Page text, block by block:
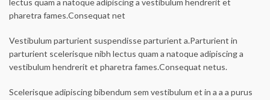
lectus quam a natoque adipiscing a vestibulum hendrerit et
pharetra fames.Consequat net
Vestibulum parturient suspendisse parturient a.Parturient in
parturient scelerisque nibh lectus quam a natoque adipiscing a
vestibulum hendrerit et pharetra fames.Consequat netus.
Scelerisque adipiscing bibendum sem vestibulum et in a a a purus